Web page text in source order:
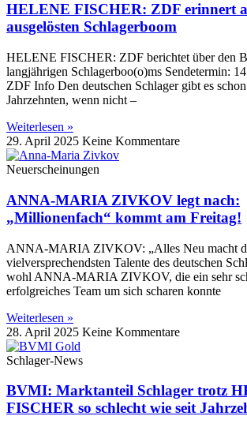
HELENE FISCHER: ZDF erinnert
ausgelösten Schlagerboom
HELENE FISCHER: ZDF berichtet über den
langjährigen Schlagerboo(o)ms Sendetermin:
ZDF Info Den deutschen Schlager gibt es
Jahrzehnten, wenn nicht –
Weiterlesen »
29. April 2025 Keine Kommentare
Neuerscheinungen
ANNA-MARIA ZIVKOV legt nach:
„Millionenfach“ kommt am Freitag!
ANNA-MARIA ZIVKOV: „Alles Neu macht
vielversprechendsten Talente des deutschen
wohl ANNA-MARIA ZIVKOV, die ein sehr
erfolgreiches Team um sich scharen konnte
Weiterlesen »
28. April 2025 Keine Kommentare
Schlager-News
BVMI: Marktanteil Schlager trotz
FISCHER so schlecht wie seit